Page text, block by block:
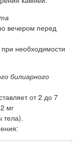
вечером перед
необходимости
билиарного
от 2 до 7
мг
тела).